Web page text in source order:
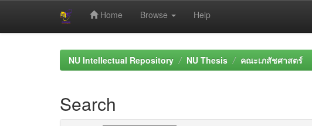
Home Browse Help
NU Intellectual Repository NU Thesis คณะเภสัชศาสตร์
Search